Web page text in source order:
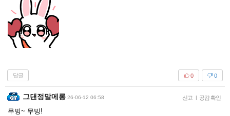
답글 0
0
그댄정말메롱 26-06-12 06:58 신고 | 공감 확인
무빙~ 무빙!